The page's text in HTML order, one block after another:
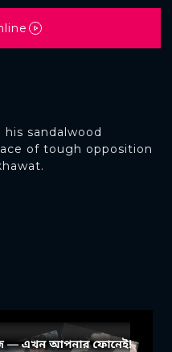
sandalwood
of tough opposition